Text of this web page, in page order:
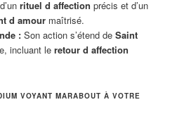
rituel d affection précis et d’un
d amourmaîtrisé.
:Son action s’étend de Saint
incluant le retour d affection
VOYANT MARABOUT À VOTRE